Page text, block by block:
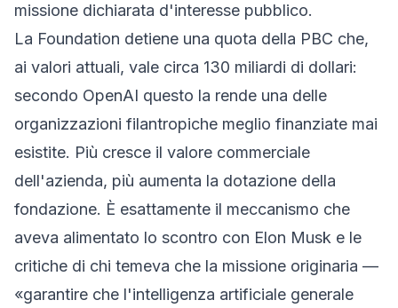
missione dichiarata d'interesse pubblico.
La Foundation detiene una quota della PBC che,
ai valori attuali, vale circa 130 miliardi di dollari:
secondo OpenAI questo la rende una delle
organizzazioni filantropiche meglio finanziate mai
esistite. Più cresce il valore commerciale
dell'azienda, più aumenta la dotazione della
fondazione. È esattamente il meccanismo che
aveva alimentato lo scontro con Elon Musk e le
critiche di chi temeva che la missione originaria —
«garantire che l'intelligenza artificiale generale